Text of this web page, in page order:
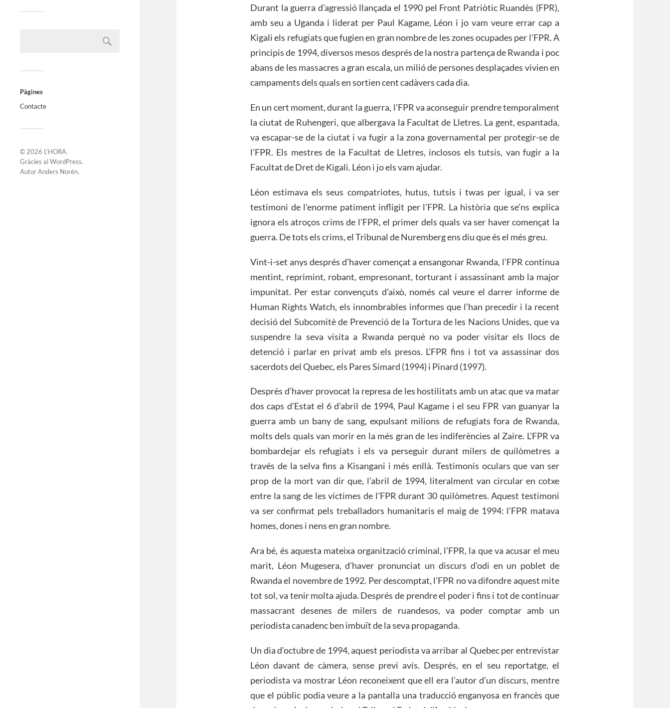
Pàgines
Contacte
© 2026 L'HORA.
Gràcies alWordPress.
AutorAnders Norén.
Durant la guerra d’agressió llançada el 1990 pel Front Patriòtic Ruandès (FPR),
amb seu a Uganda i liderat per Paul Kagame, Léon i jo vam veure errar cap a
Kigali els refugiats que fugien en gran nombre de les zones ocupades per l’FPR. A
principis de 1994, diversos mesos després de la nostra partença de Rwanda i poc
abans de les massacres a gran escala, un milió de persones desplaçades vivien en
campaments dels quals en sortien cent cadàvers cada dia.
En un cert moment, durant la guerra, l’FPR va aconseguir prendre temporalment
la ciutat de Ruhengeri, que albergava la Facultat de Lletres. La gent, espantada,
va escapar-se de la ciutat i va fugir a la zona governamental per protegir-se de
l’FPR. Els mestres de la Facultat de Lletres, inclosos els tutsis, van fugir a la
Facultat de Dret de Kigali. Léon i jo els vam ajudar.
Léon estimava els seus compatriotes, hutus, tutsis i twas per igual, i va ser
testimoni de l’enorme patiment infligit per l’FPR. La història que se’ns explica
ignora els atroços crims de l’FPR, el primer dels quals va ser haver començat la
guerra. De tots els crims, el Tribunal de Nuremberg ens diu que és el més greu.
Vint-i-set anys després d’haver començat a ensangonar Rwanda, l’FPR continua
mentint, reprimint, robant, empresonant, torturant i assassinant amb la major
impunitat. Per estar convençuts d’això, només cal veure el darrer informe de
Human Rights Watch, els innombrables informes que l’han precedir i la recent
decisió del Subcomitè de Prevenció de la Tortura de les Nacions Unides, que va
suspendre la seva visita a Rwanda perquè no va poder visitar els llocs de
detenció i parlar en privat amb els presos. L’FPR fins i tot va assassinar dos
sacerdots del Quebec, els Pares Simard (1994) i Pinard (1997).
Després d’haver provocat la represa de les hostilitats amb un atac que va matar
dos caps d’Estat el 6 d’abril de 1994, Paul Kagame i el seu FPR van guanyar la
guerra amb un bany de sang, expulsant milions de refugiats fora de Rwanda,
molts dels quals van morir en la més gran de les indiferències al Zaire. L’FPR va
bombardejar els refugiats i els va perseguir durant milers de quilòmetres a
través de la selva fins a Kisangani i més enllà. Testimonis oculars que van ser
prop de la mort van dir que, l’abril de 1994, literalment van circular en cotxe
entre la sang de les víctimes de l’FPR durant 30 quilòmetres. Aquest testimoni
va ser confirmat pels treballadors humanitaris el maig de 1994: l’FPR matava
homes, dones i nens en gran nombre.
Ara bé, és aquesta mateixa organització criminal, l’FPR, la que va acusar el meu
marit, Léon Mugesera, d’haver pronunciat un discurs d’odi en un poblet de
Rwanda el novembre de 1992. Per descomptat, l’FPR no va difondre aquest mite
tot sol, va tenir molta ajuda. Després de prendre el poder i fins i tot de continuar
massacrant desenes de milers de ruandesos, va poder comptar amb un
periodista canadenc ben imbuït de la seva propaganda.
Un dia d’octubre de 1994, aquest periodista va arribar al Quebec per entrevistar
Léon davant de càmera, sense previ avís. Després, en el seu reportatge, el
periodista va mostrar Léon reconeixent que ell era l’autor d’un discurs, mentre
que el públic podia veure a la pantalla una traducció enganyosa en francès que